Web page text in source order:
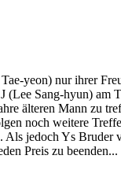
yeon) nur ihrer
(Lee Sang-hyun) am
älteren Mann zu
noch weitere
Als jedoch Ys Bruder
Preis zu beenden...